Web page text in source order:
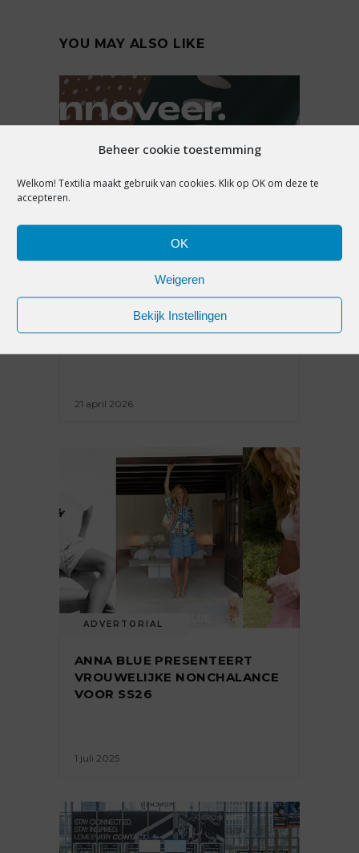
Beheer cookie toestemming
Welkom! Textilia maakt gebruik van cookies. Klik op OK om deze te
accepteren.
OK
Weigeren
Bekijk Instellingen
YOU MAY ALSO LIKE
INSCHRIJVING GEOPEND:
TROFEEËN VOOR CIRCULAIRE
21 april 2026
ADVERTORIAL
ANNA BLUE PRESENTEERT
VROUWELIJKE NONCHALANCE
VOOR SS26
1 juli 2025